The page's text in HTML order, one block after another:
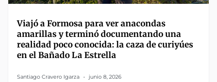
Viajó a Formosa para ver anacondas
amarillas y terminó documentando una
realidad poco conocida: la caza de curiyúes
en el Bañado La Estrella
Santiago Cravero Igarza junio 8, 2026